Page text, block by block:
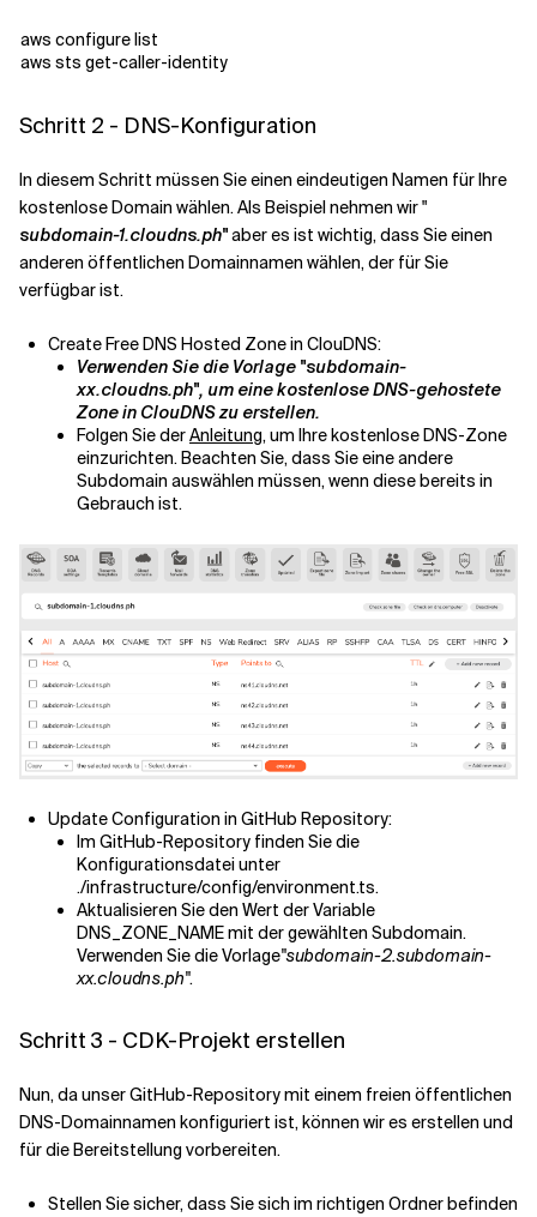
aws configure list
aws sts get-caller-identity
Schritt 2 - DNS-Konfiguration
In diesem Schritt müssen Sie einen eindeutigen Namen für Ihre
kostenlose Domain wählen. Als Beispiel nehmen wir "
subdomain-1.cloudns.ph"aber es ist wichtig, dass Sie einen
anderen öffentlichen Domainnamen wählen, der für Sie
verfügbar ist.
Create Free DNS Hosted Zone in ClouDNS:
Verwenden Sie die Vorlage "subdomain-
xx.cloudns.ph", um eine kostenlose DNS-gehostete
Zone in ClouDNS zu erstellen.
Folgen Sie derAnleitung, um Ihre kostenlose DNS-Zone
einzurichten. Beachten Sie, dass Sie eine andere
Subdomain auswählen müssen, wenn diese bereits in
Gebrauch ist.
Update Configuration in GitHub Repository:
Im GitHub-Repository finden Sie die
Konfigurationsdatei unter
./infrastructure/config/environment.ts.
Aktualisieren Sie den Wert der Variable
DNS_ZONE_NAME mit der gewählten Subdomain.
Verwenden Sie die Vorlage"subdomain-2.subdomain-
xx.cloudns.ph".
Schritt 3 - CDK-Projekt erstellen
Nun, da unser GitHub-Repository mit einem freien öffentlichen
DNS-Domainnamen konfiguriert ist, können wir es erstellen und
für die Bereitstellung vorbereiten.
Stellen Sie sicher, dass Sie sich im richtigen Ordner befinden